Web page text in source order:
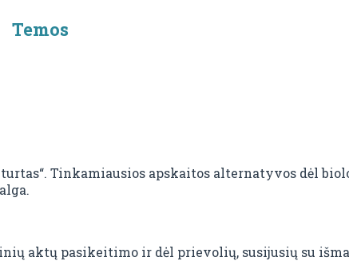
Temos
Tinkamiausios apskaitos alternatyvos dėl
aktų pasikeitimo ir dėl prievolių, susijusių su